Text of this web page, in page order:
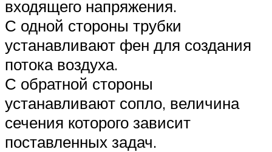
входящего напряжения.
С одной стороны трубки
устанавливают фен для создания
потока воздуха.
С обратной стороны
устанавливают сопло, величина
сечения которого зависит
поставленных задач.